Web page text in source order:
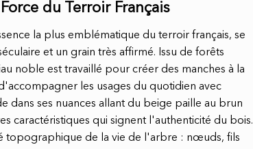
du Terroir Français
la plus emblématique du terroir français, se
et un grain très affirmé. Issu de forêts
noble est travaillé pour créer des manches à la
les usages du quotidien avec
dans ses nuances allant du beige paille au brun
caractéristiques qui signent l'authenticité du bois.
topographique de la vie de l'arbre : nœuds, fils